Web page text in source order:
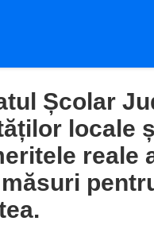
Școlar
locale
reale